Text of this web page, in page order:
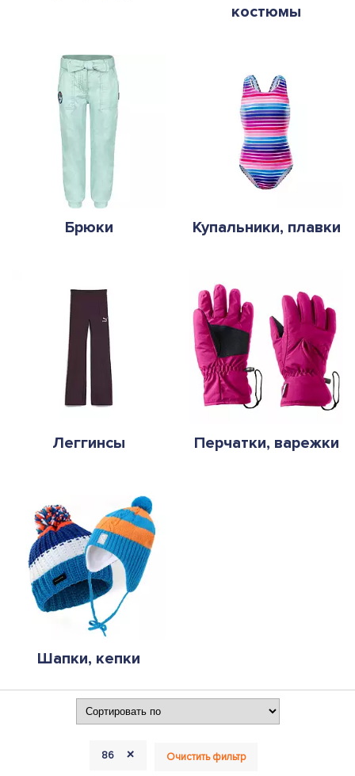
костюмы
Брюки Купальники, плавки
Леггинсы Перчатки, варежки
Шапки, кепки
86 + Очистить фильтр